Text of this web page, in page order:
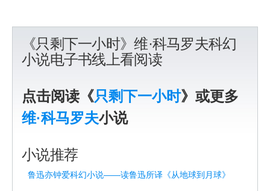
《只剩下一小时》维·科马罗夫科幻
小说电子书线上看阅读
点击阅读《只剩下一小时》或更多
维·科马罗夫小说
小说推荐
鲁迅亦钟爱科幻小说——读鲁迅所译《从地球到月球》